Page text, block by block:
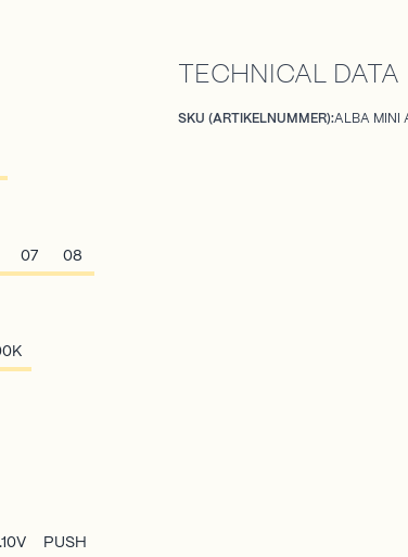
07 08
PUSH
TECHNICAL DATA
SKU (ARTIKELNUMMER):ALBA MINI